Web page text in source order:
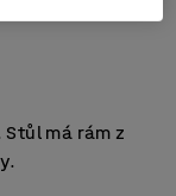
má rám z